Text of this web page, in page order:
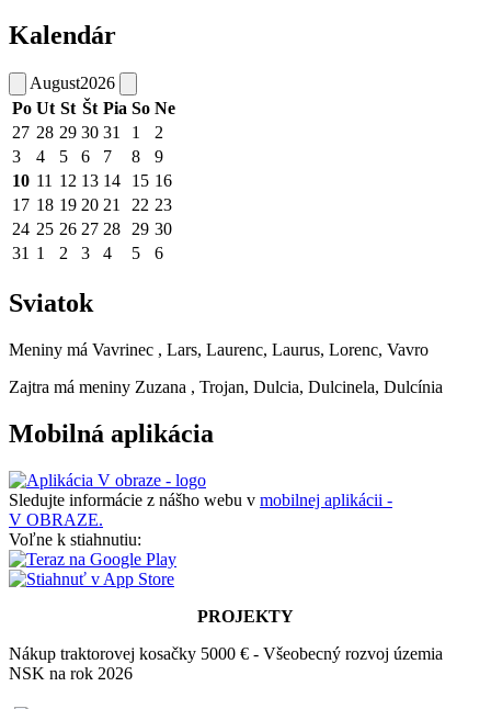
Kalendár
August2026
Po Ut St Št Pia So Ne
27 28 29 30 31 1
2
3
4 5 6 7 8
9
10 11 12 13 14 15 16
17 18 19 20 21 22 23
24 25 26 27 28 29 30
31 1 2 3 4 5 6
Sviatok
Meniny má Vavrinec , Lars, Laurenc, Laurus, Lorenc, Vavro
Zajtra má meniny Zuzana , Trojan, Dulcia, Dulcinela, Dulcínia
Mobilná aplikácia
Sledujte informácie z nášho webu v mobilnej aplikácii -
V OBRAZE.
Voľne k stiahnutiu:
PROJEKTY
Nákup traktorovej kosačky 5000 € - Všeobecný rozvoj územia
NSK na rok 2026